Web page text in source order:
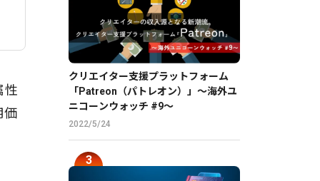
性
価
クリエイター支援プラットフォーム
「Patreon（パトレオン）」〜海外ユ
ニコーンウォッチ #9〜
2022/5/24